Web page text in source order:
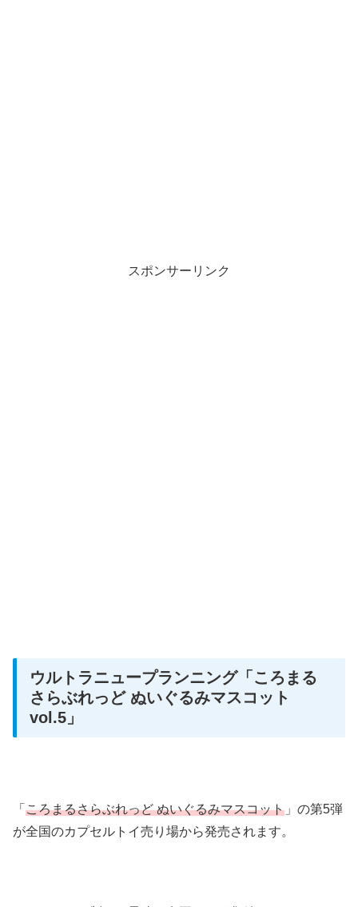
スポンサーリンク
ウルトラニュープランニング「ころまる
さらぶれっど ぬいぐるみマスコット
vol.5」
「 ころまるさらぶれっど ぬいぐるみマスコット 」の第5弾
が全国のカプセルトイ売り場から発売されます。